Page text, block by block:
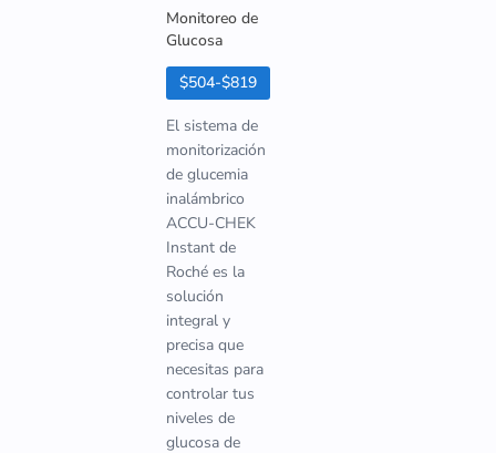
Monitoreo de
Glucosa
$504-$819
El sistema de
monitorización
de glucemia
inalámbrico
ACCU-CHEK
Instant de
Roché es la
solución
integral y
precisa que
necesitas para
controlar tus
niveles de
glucosa de